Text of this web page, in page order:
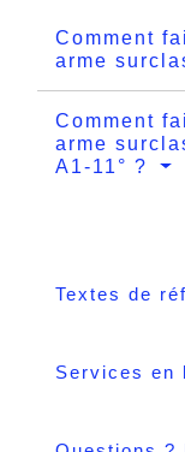
Comment
arme
Comment
arme
A1-11° ?
Textes de
Services en